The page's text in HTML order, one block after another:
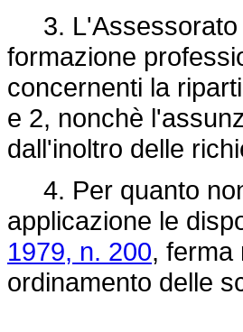
3. L'Assessorato
formazione
concernenti la
e 2, nonchè
dall'inoltro delle
4. Per quanto
applicazione le
1979, n. 200, ferma
ordinamento delle